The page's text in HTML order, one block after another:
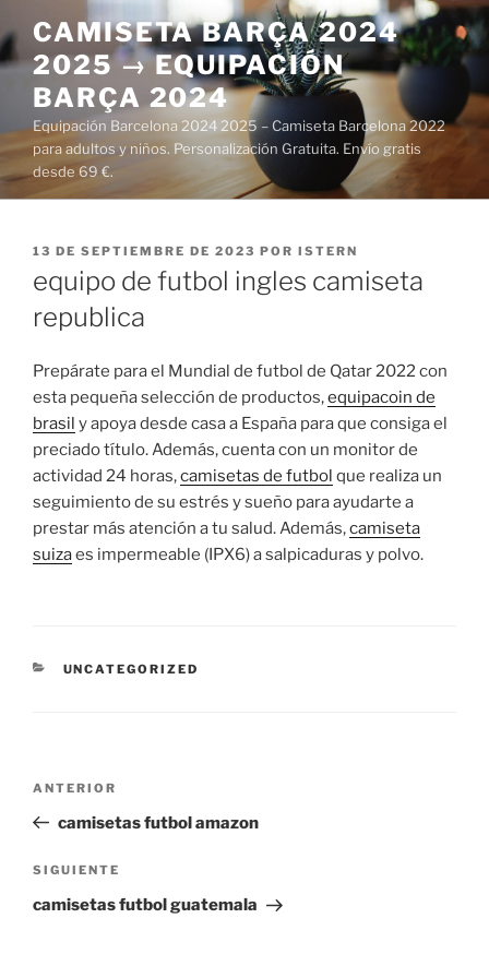
al
contenido
CAMISETA BARÇA 2024
2025 → EQUIPACIÓN
BARÇA 2024
Equipación Barcelona 2024 2025 – Camiseta Barcelona 2022
para adultos y niños. Personalización Gratuita. Envío gratis
desde 69 €.
PUBLICADO
13 DE SEPTIEMBRE DE 2023 POR ISTERN
equipo de futbol ingles camiseta
republica
Prepárate para el Mundial de futbol de Qatar 2022 con
esta pequeña selección de productos,equipacoin de
brasil y apoya desde casa a España para que consiga el
preciado título. Además, cuenta con un monitor de
actividad 24 horas,camisetas de futbol que realiza un
seguimiento de su estrés y sueño para ayudarte a
prestar más atención a tu salud. Además,camiseta
suizaes impermeable (IPX6) a salpicaduras y polvo.
CATEGORÍAS
UNCATEGORIZED
entradas
Entrada
anterior:
ANTERIOR
camisetas futbol amazon
Siguiente
entrada
SIGUIENTE
camisetas futbol guatemala